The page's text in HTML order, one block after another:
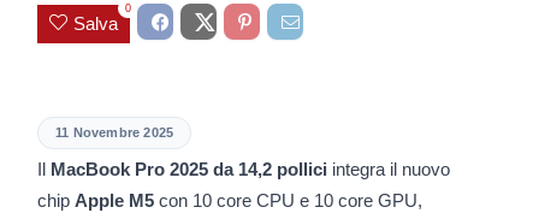
Salva
0
11 Novembre 2025
Il MacBook Pro 2025 da 14,2 pollici integra il nuovo
chip Apple M5 con 10 core CPU e 10 core GPU,